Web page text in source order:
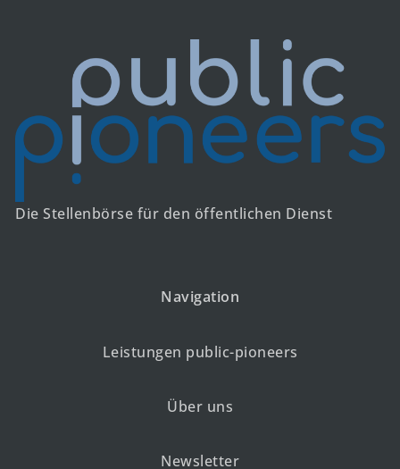
Die Stellenbörse für den öffentlichen Dienst
Navigation
Leistungen public-pioneers
Über uns
Newsletter